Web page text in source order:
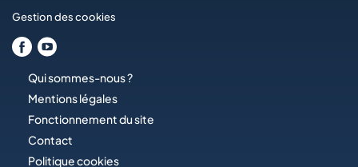
Gestion des cookies
Qui sommes-nous ?
Mentions légales
Fonctionnement du site
Contact
Politique cookies